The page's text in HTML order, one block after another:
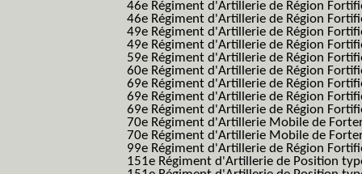
46e Régiment d'Artillerie de Région
46e Régiment d'Artillerie de Région
49e Régiment d'Artillerie de Région
49e Régiment d'Artillerie de Région
59e Régiment d'Artillerie de Région
60e Régiment d'Artillerie de Région
69e Régiment d'Artillerie de Région
69e Régiment d'Artillerie de Région
69e Régiment d'Artillerie de Région
70e Régiment d'Artillerie Mobile de
70e Régiment d'Artillerie Mobile de
99e Régiment d'Artillerie de Région
151e Régiment d'Artillerie de Position